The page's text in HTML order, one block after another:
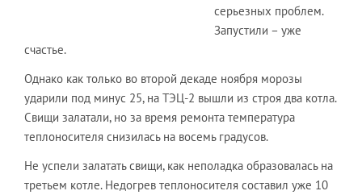
серьезных проблем.
Запустили – уже
счастье.
Однако как только во второй декаде ноября морозы
ударили под минус 25, на ТЭЦ-2 вышли из строя два котла.
Свищи залатали, но за время ремонта температура
теплоносителя снизилась на восемь градусов.
Не успели залатать свищи, как неполадка образовалась на
третьем котле. Недогрев теплоносителя составил уже 10